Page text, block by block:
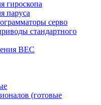
гироскопа
паруса
серво
стандартного
BEC
(готовые